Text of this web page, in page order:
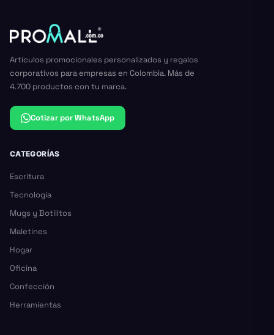
Artículos promocionales personalizados y regalos
corporativos para empresas en Colombia. Más de
4.700 productos con tu marca.
Cotizar por WhatsApp
CATEGORÍAS
Escritura
Tecnología
Mugs y Botilitos
Maletines
Hogar
Oficina
Confección
Herramientas